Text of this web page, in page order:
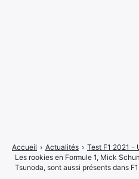
Accueil › Actualités ›
Les rookies en Formule 1, Mick
Tsunoda, sont aussi présents dans